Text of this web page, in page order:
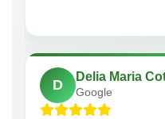
D
Delia Maria
Google